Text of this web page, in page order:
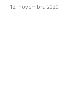
12. novembra 2020